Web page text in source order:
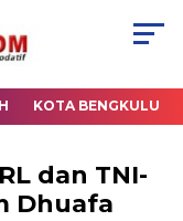
KOTA BENGKULU
dan TNI-
Dhuafa